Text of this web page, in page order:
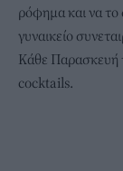
ρόφημα και να
γυναικείο
Κάθε Παρασκευή
cocktails.